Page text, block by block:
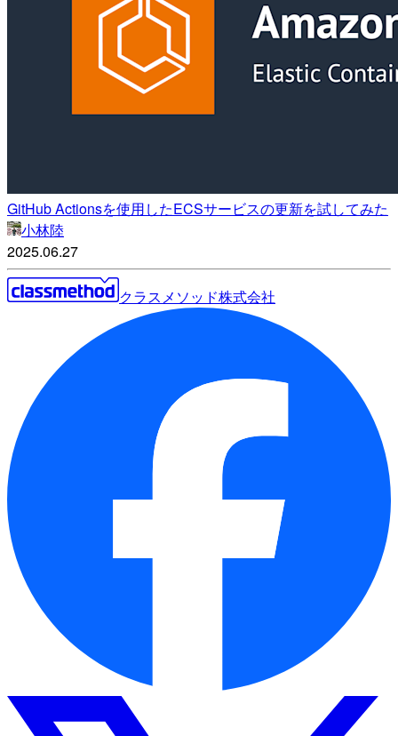
GitHub Actionsを使用したECSサービスの更新を試してみた
小林陸
2025.06.27
クラスメソッド株式会社